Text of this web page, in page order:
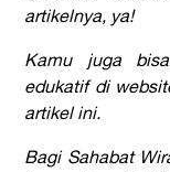
artikelnya, ya!
Kamu juga
edukatif di
artikel ini.
Bagi Sahabat